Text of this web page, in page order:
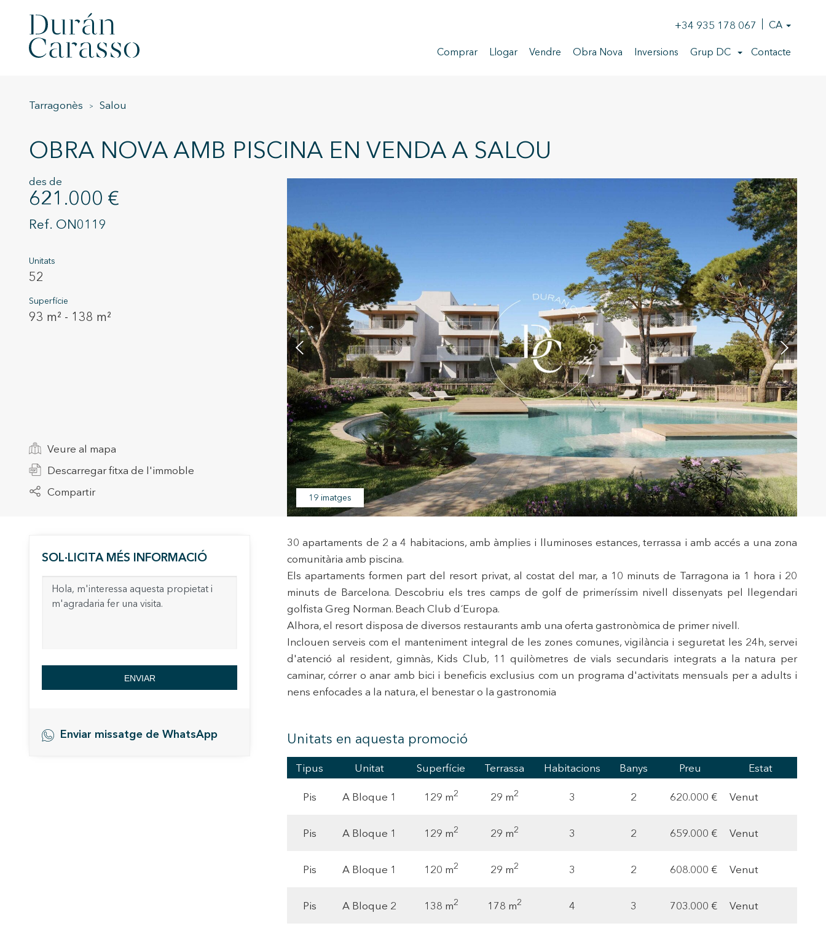
+34 935 178 067 CA
Comprar Llogar Vendre Obra Nova Inversions Grup DC Contacte
Tarragonès Salou
OBRA NOVA AMB PISCINA EN VENDA A SALOU
des de
621.000 €
ON0119
Unitats
52
Superfície
93 m² - 138 m²
Veure al mapa
Descarregar fitxa de l'immoble
Compartir 19 imatges
SOL·LICITA MÉS INFORMACIÓ
ENVIAR
Enviar missatge de WhatsApp
30 apartaments de 2 a 4 habitacions, amb àmplies i lluminoses estances, terrassa i amb accés a una zona
comunitària amb piscina.
Els apartaments formen part del resort privat, al costat del mar, a 10 minuts de Tarragona ia 1 hora i 20
minuts de Barcelona. Descobriu els tres camps de golf de primeríssim nivell dissenyats pel llegendari
golfista Greg Norman. Beach Club d´Europa.
Alhora, el resort disposa de diversos restaurants amb una oferta gastronòmica de primer nivell.
Inclouen serveis com el manteniment integral de les zones comunes, vigilància i seguretat les 24h, servei
d'atenció al resident, gimnàs, Kids Club, 11 quilòmetres de vials secundaris integrats a la natura per
caminar, córrer o anar amb bici i beneficis exclusius com un programa d'activitats mensuals per a adults i
nens enfocades a la natura, el benestar o la gastronomia
Unitats en aquesta promoció
Tipus Unitat Superfície Terrassa Habitacions Banys Preu Estat
Pis A Bloque 1 129 m2 29 m2 3 2 620.000 € Venut
Pis A Bloque 1 129 m2 29 m2 3 2 659.000 € Venut
Pis A Bloque 1 120 m2 29 m2 3 2 608.000 € Venut
Pis A Bloque 2 138 m2 178 m2 4 3 703.000 € Venut
Modificar cookies
Tècniques i funcionals Sempre activades
Aquest lloc web utilitza cookies pròpies per recopilar informació amb la finalitat de
millorar els nostres serveis. Si continua navegant, suposa l'acceptació de la instal·lació
de les mateixes. L'usuari té la possibilitat de configurar el navegador podent, si així ho
compte que aquesta acció podrà ocasionar dificultats de navegació de la pàgina web.
Analítiques i personalització
Permeten fer el seguiment i l'anàlisi del comportament dels usuaris d'aquest lloc web.
La informació recollida mitjançant aquest tipus de cookies s'utilitza en el mesurament
de l'activitat del web per a l'elaboració de perfils de navegació dels usuaris per
Permeten desar la informació de preferència de l'usuari per millorar la qualitat dels
nostres serveis i oferir una millor experiència a través de productes recomanats.
Marketing i publicitat
Aquestes cookies són utilitzades per emmagatzemar informació sobre les
preferències i les eleccions personals de l'usuari a través de l'observació continuada